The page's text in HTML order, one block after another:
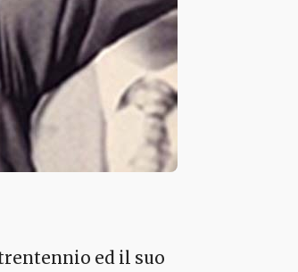
ed il suo